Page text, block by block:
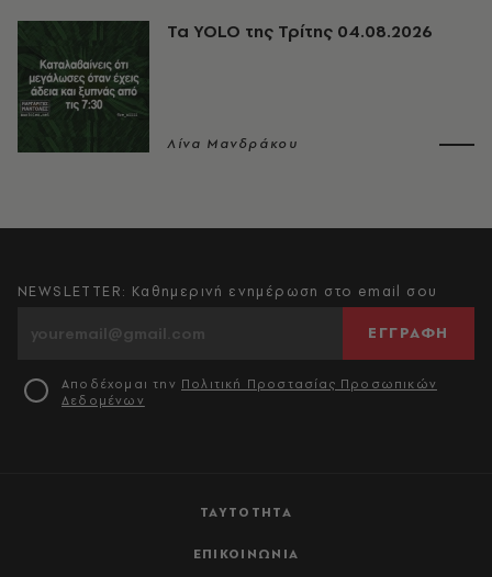
Τα YOLO της Τρίτης 04.08.2026
Λίνα Μανδράκου
ΤΑΥΤΟΤΗΤΑ
ΕΠΙΚΟΙΝΩΝΙΑ
NEWSLETTER: Καθημερινή ενημέρωση στο email σου
ΕΓΓΡΑΦΗ
Αποδέχομαι την Πολιτική Προστασίας Προσωπικών
Δεδομένων